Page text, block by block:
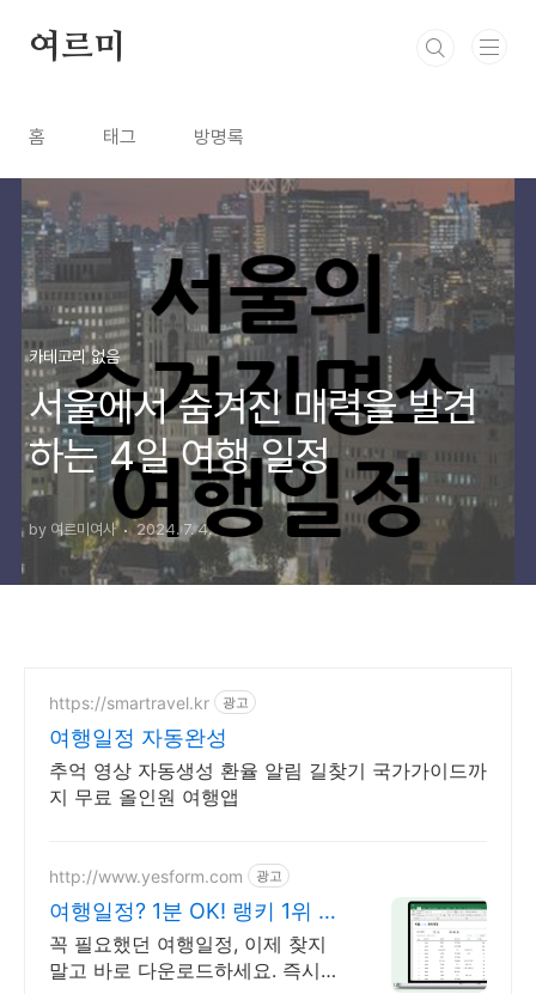
여르미
홈 태그 방명록
카테고리 없음
서울에서 숨겨진 매력을 발견
하는 4일 여행 일정
by 여르미여사 2024. 7. 4.
https://smartravel.kr 광고
여행일정 자동완성
추억 영상 자동생성 환율 알림 길찾기 국가가이드까
지 무료 올인원 여행앱
http://www.yesform.com 광고
여행일정? 1분 OK! 랭키 1위 예
스폼!
꼭 필요했던 여행일정, 이제 찾지
말고 바로 다운로드하세요. 즉시